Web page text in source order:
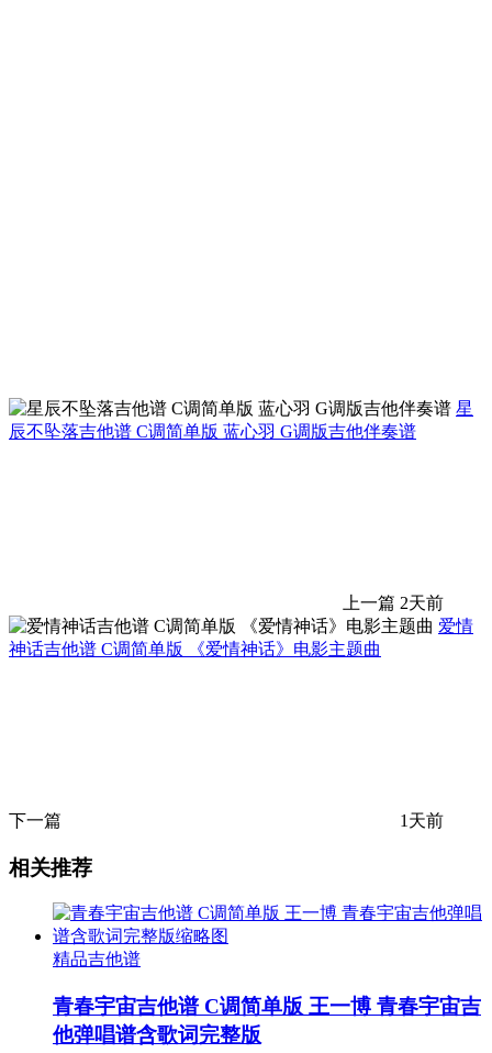
星
辰不坠落吉他谱 C调简单版 蓝心羽 G调版吉他伴奏谱
上一篇 2天前
爱情
神话吉他谱 C调简单版 《爱情神话》电影主题曲
下一篇 1天前
相关推荐
精品吉他谱
青春宇宙吉他谱 C调简单版 王一博 青春宇宙吉
他弹唱谱含歌词完整版